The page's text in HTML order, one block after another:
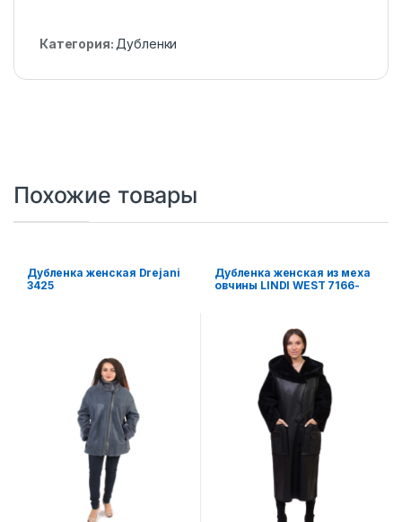
Категория: Дубленки
Похожие товары
Дубленка женская Drejani
3425
Дубленка женская из меха
овчины LINDI WEST 7166-